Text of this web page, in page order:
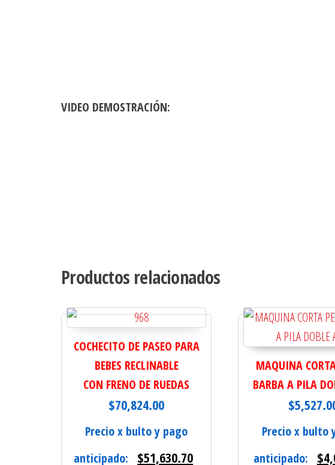
VIDEO DEMOSTRACIÓN:
Productos relacionados
COCHECITO DE PASEO PARA
BEBES RECLINABLE
CON FRENO DE RUEDAS
$70,824.00
Precio x bulto y pago
anticipado:
$51,630.70
MAQUINA
BARBA A PILA
$
Precio x bulto
anticipado:
$